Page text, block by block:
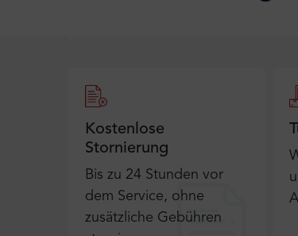
Kostenlose
Stornierung
Bis zu 24 Stunden vor
dem Service, ohne
zusätzliche Gebühren